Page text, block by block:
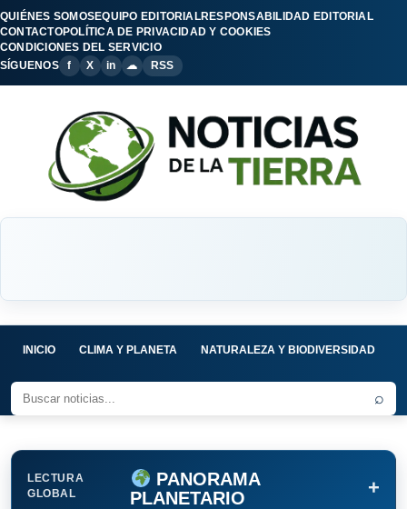
QUIÉNES SOMOSEQUIPO EDITORIALRESPONSABILIDAD EDITORIAL
CONTACTOPOLÍTICA DE PRIVACIDAD Y COOKIES
CONDICIONES DEL SERVICIO
SÍGUENOS
f X in ☁ RSS
INICIO CLIMA Y PLANETA NATURALEZA Y BIODIVERSIDAD
⌕
LECTURA
GLOBAL
PANORAMA
PLANETARIO
+